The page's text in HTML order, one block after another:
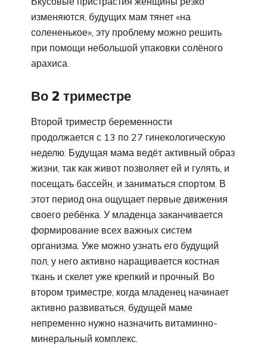
изменяются, будущих мам тянет «на
солененькое», эту проблему можно решить
при помощи небольшой упаковки солёного
арахиса.
Во 2 триместре
Второй триместр беременности
продолжается с 13 по 27 гинекологическую
неделю. Будущая мама ведёт активный образ
жизни, так как живот позволяет ей и гулять, и
посещать бассейн, и заниматься спортом. В
этот период она ощущает первые движения
своего ребёнка. У младенца заканчивается
формирование всех важных систем
организма. Уже можно узнать его будущий
пол, у него активно наращивается костная
ткань и скелет уже крепкий и прочный. Во
втором триместре, когда младенец начинает
активно развиваться, будущей маме
непременно нужно назначить витаминно-
минеральный комплекс.